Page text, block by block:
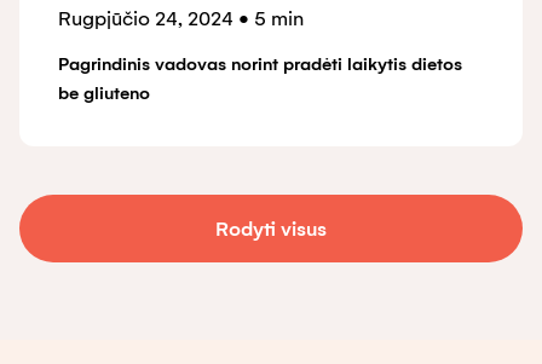
Rugpjūčio 24, 2024 • 5 min
Pagrindinis vadovas norint pradėti laikytis dietos
be gliuteno
Rodyti visus